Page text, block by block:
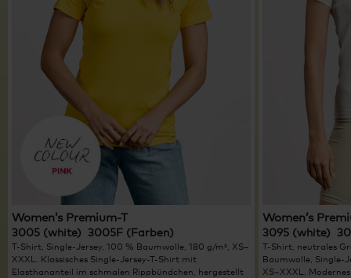
Women’s Premium-T
3005 (white) 3005F (Farben)
T-Shirt, Single-Jersey, 100 % Baumwolle, 180 g/m², XS–
XXXL. Klassisches Single-Jersey-T-Shirt mit
Elasthananteil im schmalen Rippbündchen, hergestellt
Women’s
3095 (white)
T-Shirt, neutrales
Baumwolle, Single-
XS–XXXL.